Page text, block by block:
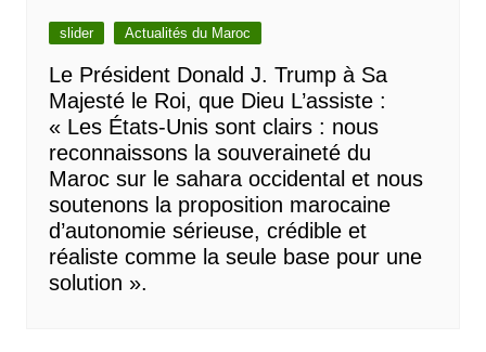
slider Actualités du Maroc
Le Président Donald J. Trump à Sa
Majesté le Roi, que Dieu L’assiste :
« Les États-Unis sont clairs : nous
reconnaissons la souveraineté du
Maroc sur le sahara occidental et nous
soutenons la proposition marocaine
d’autonomie sérieuse, crédible et
réaliste comme la seule base pour une
solution ».